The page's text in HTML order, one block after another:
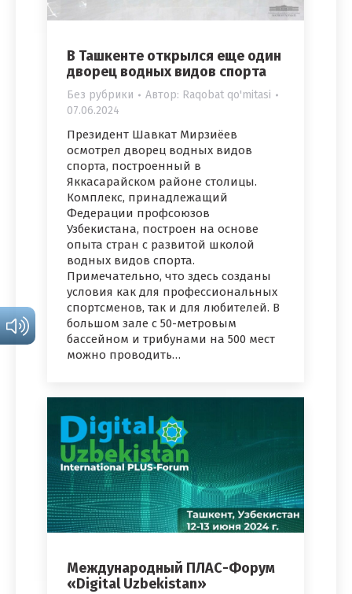
В Ташкенте открылся еще один
дворец водных видов спорта
Без рубрики Автор: Raqobat qo'mitasi
07.06.2024
Президент Шавкат Мирзиёев
осмотрел дворец водных видов
спорта, построенный в
Яккасарайском районе столицы.
Комплекс, принадлежащий
Федерации профсоюзов
Узбекистана, построен на основе
опыта стран с развитой школой
водных видов спорта.
Примечательно, что здесь созданы
условия как для профессиональных
спортсменов, так и для любителей. В
большом зале с 50-метровым
бассейном и трибунами на 500 мест
можно проводить…
Международный ПЛАС-Форум
«Digital Uzbekistan»